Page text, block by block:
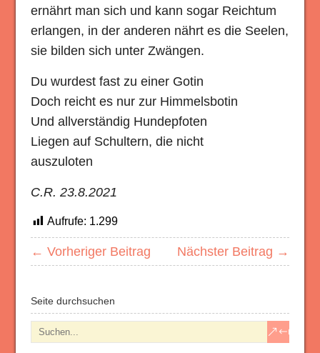
ernährt man sich und kann sogar Reichtum
erlangen, in der anderen nährt es die Seelen,
sie bilden sich unter Zwängen.
Du wurdest fast zu einer Gotin
Doch reicht es nur zur Himmelsbotin
Und allverständig Hundepfoten
Liegen auf Schultern, die nicht
auszuloten
C.R. 23.8.2021
Aufrufe: 1.299
← Vorheriger Beitrag Nächster Beitrag →
Seite durchsuchen